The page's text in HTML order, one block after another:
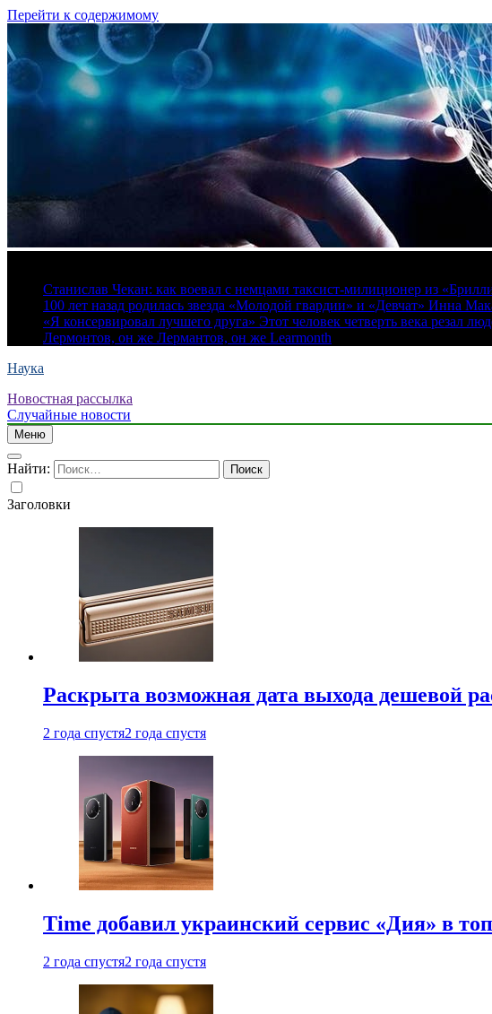
Перейти к содержимому
Станислав Чекан: как воевал с немцами таксист-милиционер из
100 лет назад родилась звезда «Молодой гвардии» и «Девчат» Инна
«Я консервировал лучшего друга» Этот человек четверть века резал
Лермонтов, он же Лермантов, он же Learmonth
Наука
Новостная рассылка
Случайные новости
Меню
Найти:
Заголовки
Раскрыта возможная дата выхода дешевой
2 года спустя2 года спустя
Time добавил украинский сервис «Дия» в
2 года спустя2 года спустя